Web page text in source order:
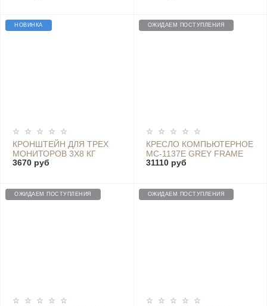
НОВИНКА
КРОНШТЕЙН ДЛЯ ТРЕХ
МОНИТОРОВ 3Х8 КГ
13"-27" VESA 100X100
3670 руб
ОЖИДАЕМ ПОСТУПЛЕНИЯ
КРЕСЛО КОМПЬЮТЕРНОЕ
MC-1137E GREY FRAME
31110 руб
ОЖИДАЕМ ПОСТУПЛЕНИЯ ОЖИДАЕМ ПОСТУПЛЕНИЯ